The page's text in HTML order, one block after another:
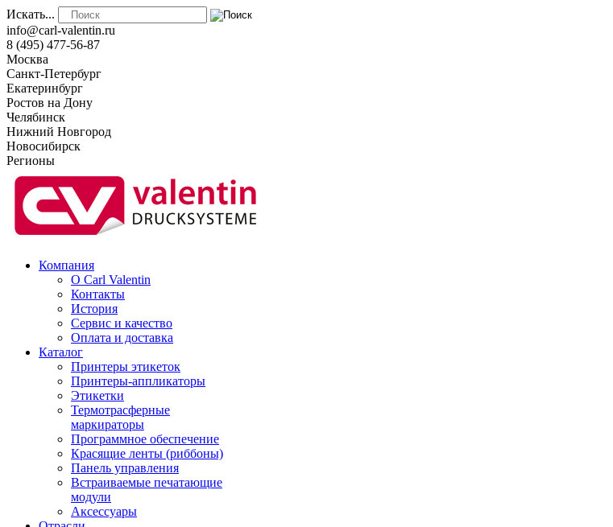
Искать...
info@carl-valentin.ru
8 (495) 477-56-87
Москва
Санкт-Петербург
Екатеринбург
Ростов на Дону
Челябинск
Нижний Новгород
Новосибирск
Регионы
Компания
О Carl Valentin
Контакты
История
Сервис и качество
Оплата и доставка
Каталог
Принтеры этикеток
Принтеры-аппликаторы
Этикетки
Термотрасферные
маркираторы
Программное обеспечение
Красящие ленты (риббоны)
Панель управления
Встраиваемые печатающие
модули
Аксессуары